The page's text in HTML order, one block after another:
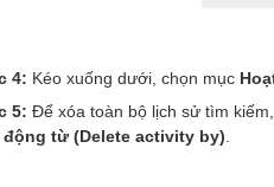
4: Kéo xuống dưới, chọn mục
5: Để xóa toàn bộ lịch sử tìm
động từ (Delete activity by)